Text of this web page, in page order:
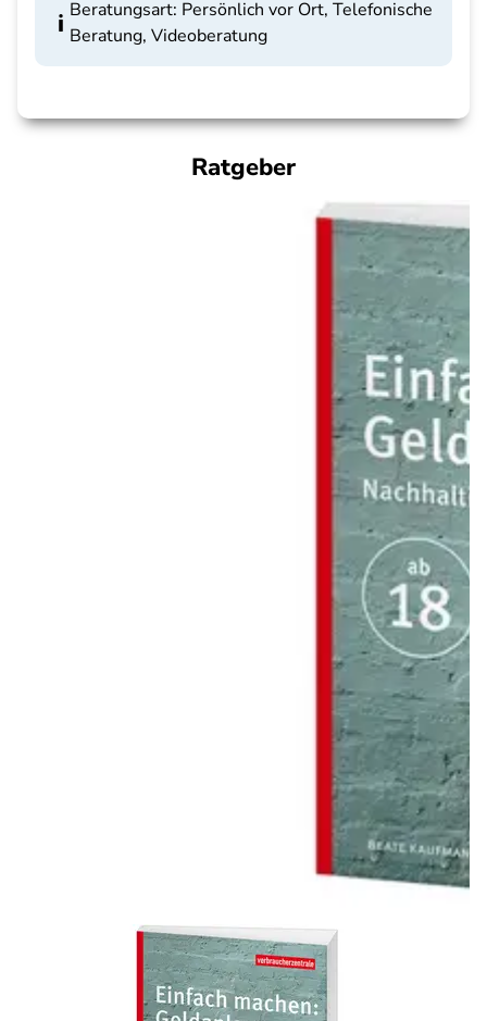
Beratungsart: Persönlich vor Ort, Telefonische
Beratung, Videoberatung
Ratgeber